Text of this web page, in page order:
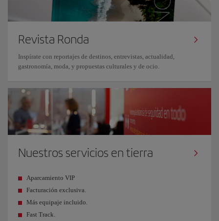
Revista Ronda
Inspírate con reportajes de destinos, entrevistas, actualidad,
gastronomía, moda, y propuestas culturales y de ocio.
Nuestros servicios en tierra
Aparcamiento VIP
Facturación exclusiva.
Más equipaje incluido.
Fast Track.